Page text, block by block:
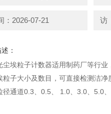
：2026-07-21 访
：
尘埃粒子计数器适用制药厂等行
粒子大小及数目，可直接检测洁
径通道0.3、0.5、 1.0、3.0、5.0、